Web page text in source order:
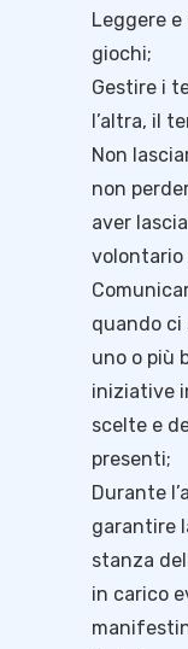
Leggere
giochi;
Gestire i
l’altra, il
Non
non
aver
volontario
quando ci
uno o più
iniziative
scelte e
presenti;
Durante
garantire
stanza
in carico